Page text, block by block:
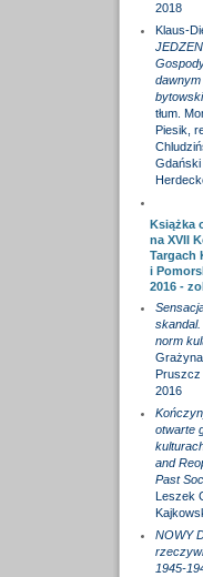
2018
Klaus-
dawnym
tłum.
Piesik,
Książka
na XVII
Targach
i
2016 -
norm
Pruszcz
2016
otwarte
and
Past
Leszek
NOWY
1945-